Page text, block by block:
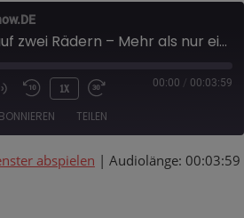
Freiheit auf zwei Rädern – Mehr als nur ein Drahtesel!
1X 00:00 / 00:03:59
TEILEN
Podcasts
abspielen | Audiolänge: 00:03:59